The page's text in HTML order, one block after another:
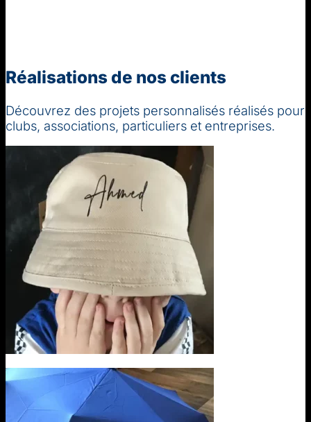
Réalisations de nos clients
Découvrez des projets personnalisés réalisés pour
clubs, associations, particuliers et entreprises.